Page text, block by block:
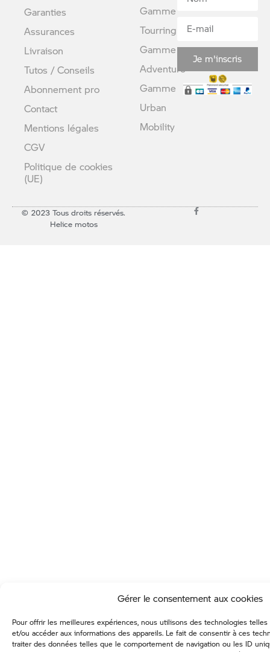
Gérer le consentement aux cookies
Pour offrir les meilleures expériences, nous utilisons des technologies
et/ou accéder aux informations des appareils. Le fait de consentir à ces
traiter des données telles que le comportement de navigation ou les ID
Garanties
Assurances
Livraison
Tutos / Conseils
Abonnement pro
Contact
Mentions légales
CGV
Politique de cookies
(UE)
Gamme
Tourring
Gamme
Adventure
Gamme
Urban
Mobility
Je m'inscris
© 2023 Tous droits réservés.
Helice motos